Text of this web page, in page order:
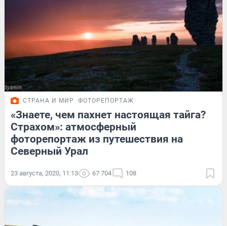
СТРАНА И МИР ФОТОРЕПОРТАЖ
«Знаете, чем пахнет настоящая тайга?
Страхом»: атмосферный
фоторепортаж из путешествия на
Северный Урал
23 августа, 2020, 11:13 67 704 108